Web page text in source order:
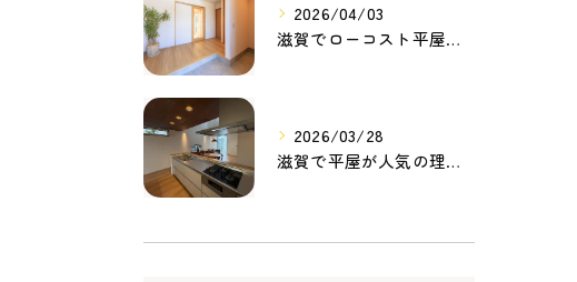
2026/04/03
滋賀でローコスト平屋を建てるなら？無理のない価格で理想の暮らしを叶える家づくり
2026/03/28
滋賀で平屋が人気の理由とは？暮らしやすさ・家事動線・将来性から考える家づくり